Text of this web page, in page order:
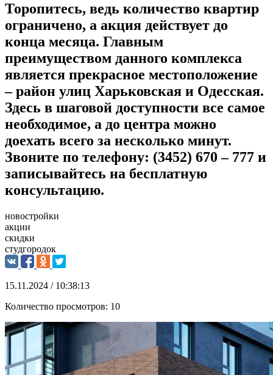
Торопитесь, ведь количество квартир
ограничено, а акция действует до
конца месяца. Главным
преимуществом данного комплекса
является прекрасное местоположение
– район улиц Харьковская и Одесская.
Здесь в шаговой доступности все самое
необходимое, а до центра можно
доехать всего за несколько минут.
Звоните по телефону: (3452) 670 – 777 и
записывайтесь на бесплатную
консультацию.
новостройки
акции
скидки
студгородок
15.11.2024 / 10:38:13
Количество просмотров: 10